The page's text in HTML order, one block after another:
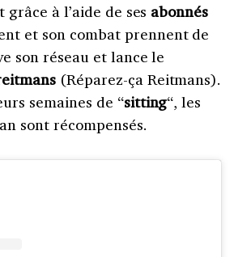
grâce à l’aide de ses abonnés
et son combat prennent de
son réseau et lance le
(Réparez-ça Reitmans).
semaines de “sitting“, les
sont récompensés.